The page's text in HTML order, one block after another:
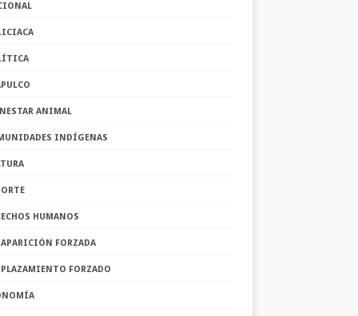
ANIMAL
INDÍGENAS
HUMANOS
FORZADA
FORZADO